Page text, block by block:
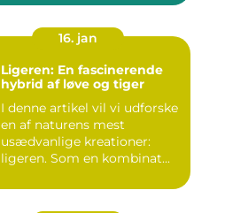
16. jan
Ligeren: En fascinerende
hybrid af løve og tiger
I denne artikel vil vi udforske
en af naturens mest
usædvanlige kreationer:
ligeren. Som en kombinat...